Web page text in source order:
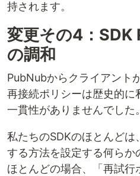
持されます。
変更その4：SDK
の調和
PubNubからクライアント
再接続ポリシーは歴史的に
一貫性がありませんでした。
私たちのSDKのほとんどは
する方法を設定する何らか
ほとんどの場合、「再試行